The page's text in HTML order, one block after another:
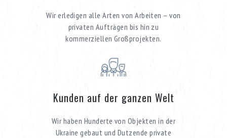
Wir erledigen alle Arten von Arbeiten – von
privaten Aufträgen bis hin zu
kommerziellen Großprojekten.
Kunden auf der ganzen Welt
Wir haben Hunderte von Objekten in der
Ukraine gebaut und Dutzende private